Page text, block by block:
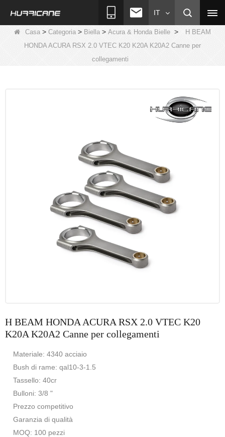
IT
Casa > Categoria > Biella > Acura & Honda Bielle >
H BEAM
HONDA ACURA RSX 2.0 VTEC K20 K20A K20A2 Canne per
collegamenti
H BEAM HONDA ACURA RSX 2.0 VTEC K20
K20A K20A2 Canne per collegamenti
Materiale: 4340 acciaio
Bush di rame: qal10-3-1.5
Tassello: 40cr
Bulloni: 3/8 "
Prezzo competitivo
Garanzia di qualità
MOQ: 100 pezzi